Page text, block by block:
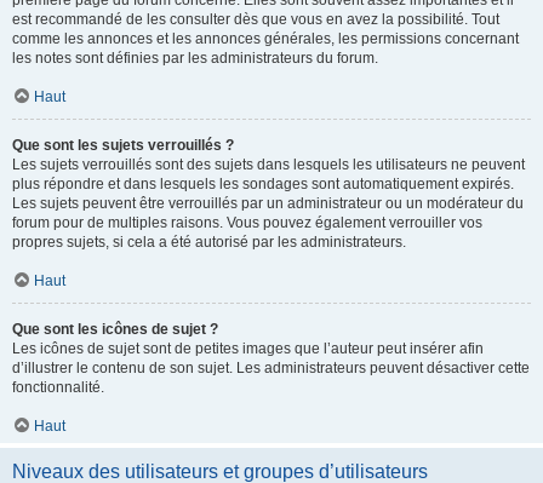
est recommandé de les consulter dès que vous en avez la possibilité. Tout
comme les annonces et les annonces générales, les permissions concernant
les notes sont définies par les administrateurs du forum.
Haut
Que sont les sujets verrouillés ?
Les sujets verrouillés sont des sujets dans lesquels les utilisateurs ne peuvent
plus répondre et dans lesquels les sondages sont automatiquement expirés.
Les sujets peuvent être verrouillés par un administrateur ou un modérateur du
forum pour de multiples raisons. Vous pouvez également verrouiller vos
propres sujets, si cela a été autorisé par les administrateurs.
Haut
Que sont les icônes de sujet ?
Les icônes de sujet sont de petites images que l’auteur peut insérer afin
d’illustrer le contenu de son sujet. Les administrateurs peuvent désactiver cette
fonctionnalité.
Haut
Niveaux des utilisateurs et groupes d’utilisateurs